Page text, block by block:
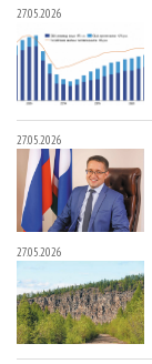
27.05.2026
27.05.2026
27.05.2026